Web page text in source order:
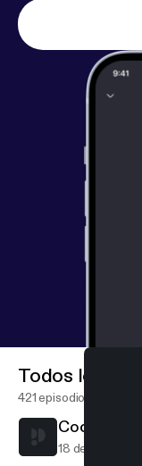
Todos los
421 episodios
Cool
18 de mar de